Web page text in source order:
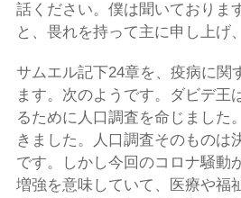
話ください。僕は聞いておりま
と、畏れを持って主に申し上げ
サムエル記下24章を、疫病に関
ます。次のようです。ダビデ王
るために人口調査を命じました
きました。人口調査そのものは
です。しかし今回のコロナ騒動
増強を意味していて、医療や福